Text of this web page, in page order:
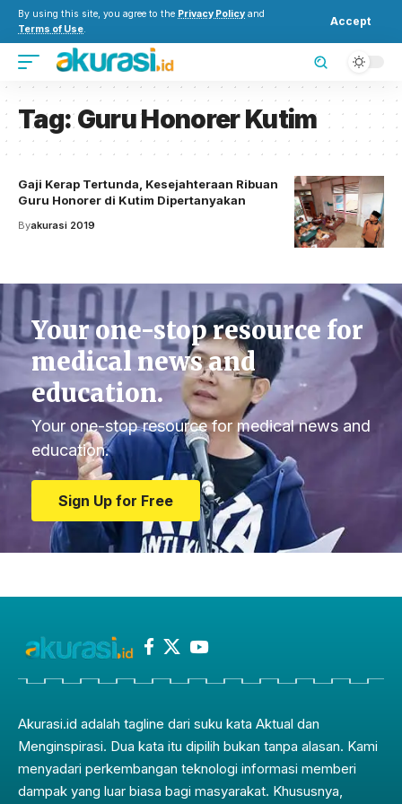
By using this site, you agree to the Privacy Policy and
Terms of Use.
Accept
Tag:Guru Honorer Kutim
Gaji Kerap Tertunda, Kesejahteraan Ribuan
Guru Honorer di Kutim Dipertanyakan
Byakurasi 2019
Your one-stop resource for
medical news and
education.
Your one-stop resource for medical news and
education.
Sign Up for Free
Akurasi.id adalah tagline dari suku kata Aktual dan
Menginspirasi. Dua kata itu dipilih bukan tanpa alasan. Kami
menyadari perkembangan teknologi informasi memberi
dampak yang luar biasa bagi masyarakat. Khususnya,